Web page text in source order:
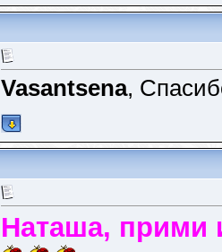
Vasantsena,
Наташа, прими